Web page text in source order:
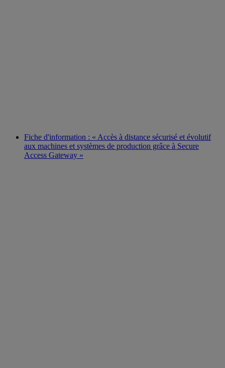
Fiche d'information : « Accès à distance sécurisé et évolutif
aux machines et systèmes de production grâce à Secure
Access Gateway »